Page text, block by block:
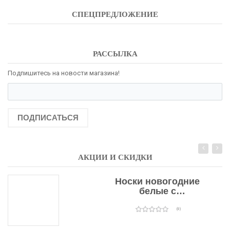
СПЕЦПРЕДЛОЖЕНИЕ
РАССЫЛКА
Подпишитесь на новости магазина!
ПОДПИСАТЬСЯ
АКЦИИ И СКИДКИ
Носки новогодние
белые с
оленями(0)